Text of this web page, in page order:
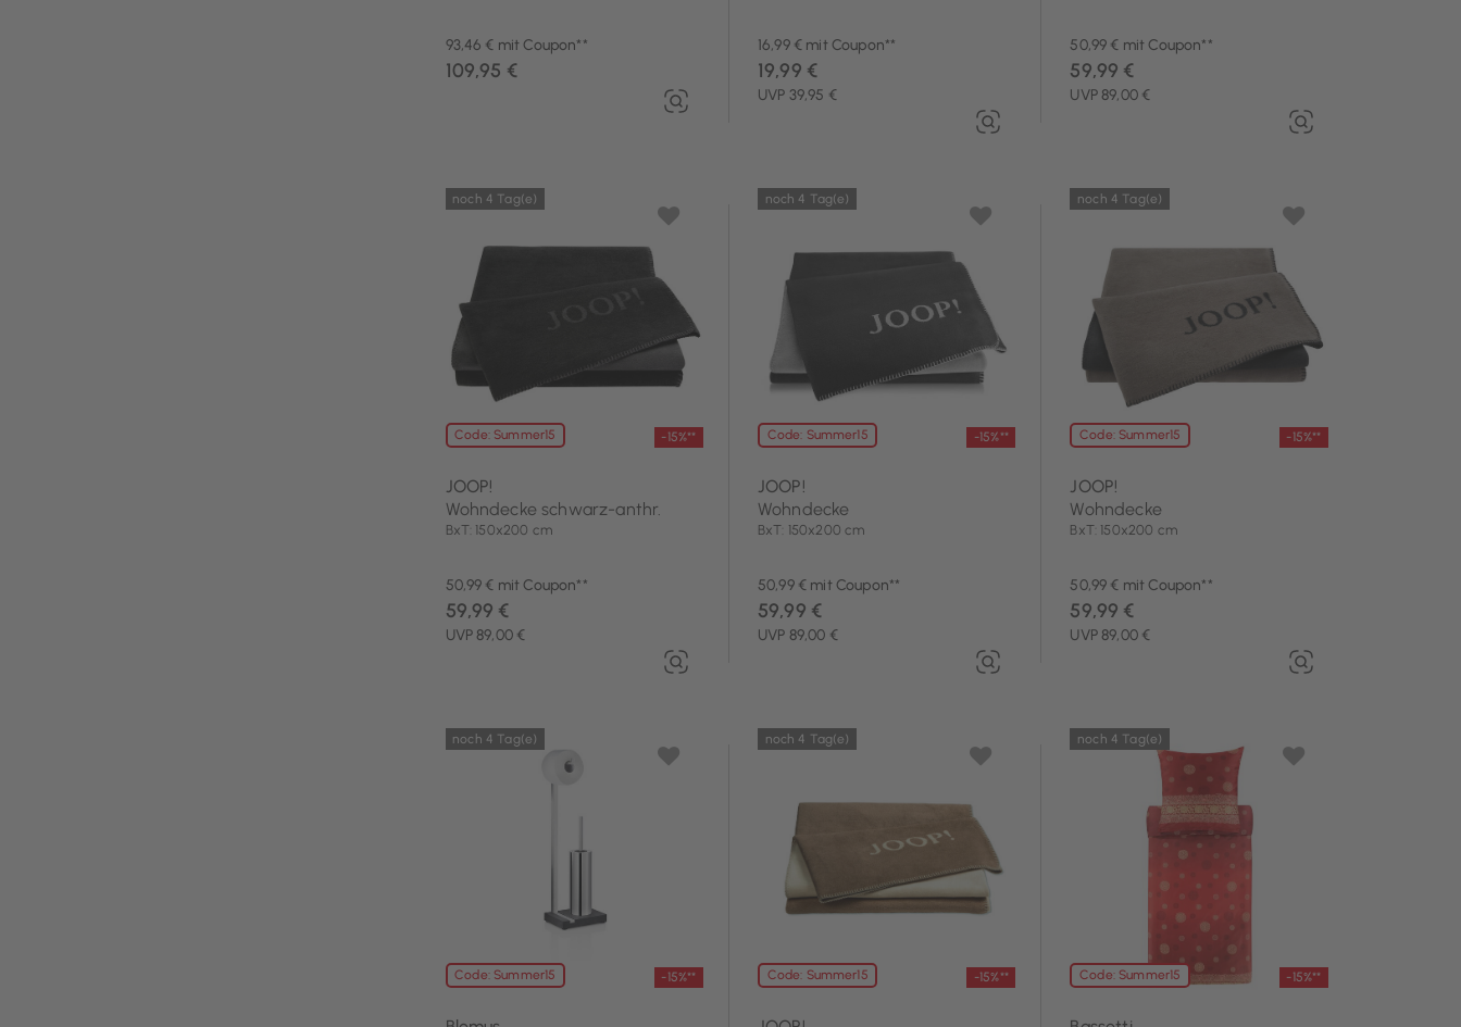
93,46 € mit Coupon**
109,95 €
16,99 € mit Coupon**
UVP 39,95 €
19,99 €
50,99 € mit Coupon**
UVP 89,00 €
59,99 €
Code: Summer15 -15%**
noch 4 Tag(e)
JOOP!
Wohndecke schwarz-anthr.
BxT: 150x200 cm
50,99 € mit Coupon**
UVP 89,00 €
59,99 €
Code: Summer15 -15%**
noch 4 Tag(e)
JOOP!
Wohndecke
BxT: 150x200 cm
50,99 € mit Coupon**
UVP 89,00 €
59,99 €
Code: Summer15 -15%**
noch 4 Tag(e)
JOOP!
Wohndecke
BxT: 150x200 cm
50,99 € mit Coupon**
UVP 89,00 €
59,99 €
Code: Summer15 -15%**
noch 4 Tag(e)
Code: Summer15 -15%**
noch 4 Tag(e)
Code: Summer15 -15%**
noch 4 Tag(e)